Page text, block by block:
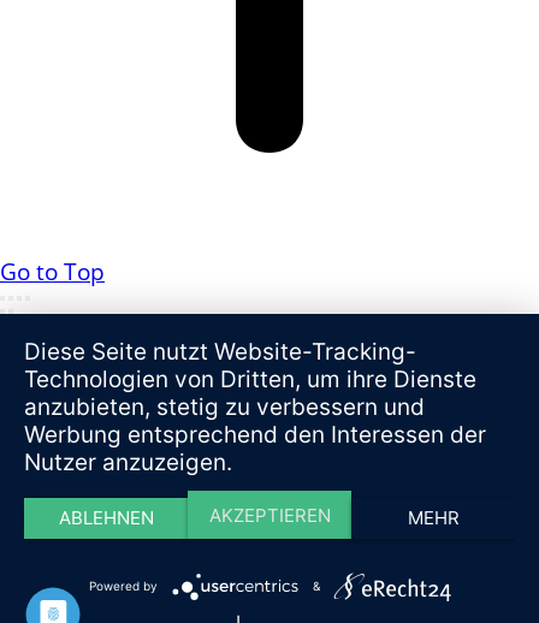
Go to Top
Diese Seite nutzt Website-Tracking-
Technologien von Dritten, um ihre Dienste
anzubieten, stetig zu verbessern und
Werbung entsprechend den Interessen der
Nutzer anzuzeigen.
ABLEHNEN AKZEPTIEREN MEHR
Powered by &